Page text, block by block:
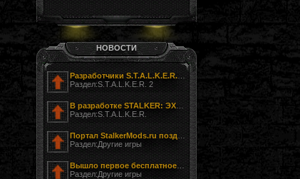
НОВОСТИ
Раздел:S.T.A.L.K.E.R. 2
Раздел:S.T.A.L.K.E.R.
Раздел:Другие игры
Раздел:Другие игры